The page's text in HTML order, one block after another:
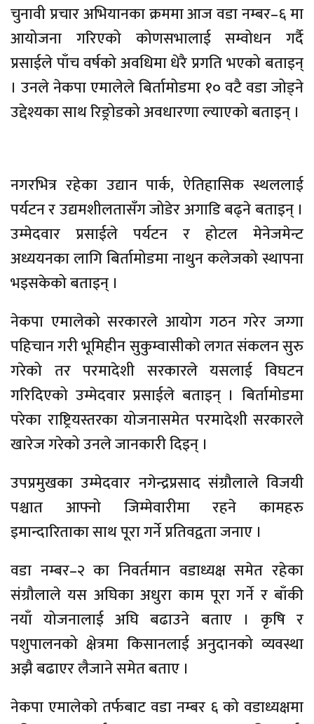
चुनावी प्रचार अभियानका क्रममा आज वडा नम्बर–६ मा
आयोजना गरिएको कोणसभालाई सम्वोधन गर्दै
प्रसाईले पाँच वर्षको अवधिमा धेरै प्रगति भएको बताइन्
। उनले नेकपा एमालेले बिर्तामोडमा १० वटै वडा जोड्ने
उद्देश्यका साथ रिङ्रोडको अवधारणा ल्याएको बताइन् ।
नगरभित्र रहेका उद्यान पार्क, ऐतिहासिक स्थललाई
पर्यटन र उद्यमशीलतासँग जोडेर अगाडि बढ्ने बताइन् ।
उम्मेदवार प्रसाईले पर्यटन र होटल मेनेजमेन्ट
अध्ययनका लागि बिर्तामोडमा नाथुन कलेजको स्थापना
भइसकेको बताइन् ।
नेकपा एमालेको सरकारले आयोग गठन गरेर जग्गा
पहिचान गरी भूमिहीन सुकुम्वासीको लगत संकलन सुरु
गरेको तर परमादेशी सरकारले यसलाई विघटन
गरिदिएको उम्मेदवार प्रसाईले बताइन् । बिर्तामोडमा
परेका राष्ट्रियस्तरका योजनासमेत परमादेशी सरकारले
खारेज गरेको उनले जानकारी दिइन् ।
उपप्रमुखका उम्मेदवार नगेन्द्रप्रसाद संग्रौलाले विजयी
पश्चात आफ्नो जिम्मेवारीमा रहने कामहरु
इमान्दारिताका साथ पूरा गर्ने प्रतिवद्वता जनाए ।
वडा नम्बर–२ का निवर्तमान वडाध्यक्ष समेत रहेका
संग्रौलाले यस अघिका अधुरा काम पूरा गर्ने र बाँकी
नयाँ योजनालाई अघि बढाउने बताए । कृषि र
पशुपालनको क्षेत्रमा किसानलाई अनुदानको व्यवस्था
अझै बढाएर लैजाने समेत बताए ।
नेकपा एमालेको तर्फबाट वडा नम्बर ६ को वडाध्यक्षमा